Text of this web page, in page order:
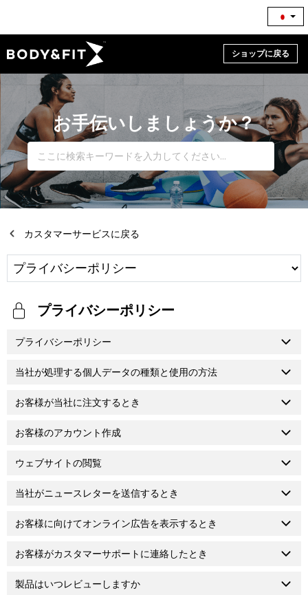
ショップに戻る
お手伝いしましょうか？
カスタマーサービスに戻る
プライバシーポリシー
プライバシーポリシー
当社が処理する個人データの種類と使用の方法
お客様が当社に注文するとき
お客様のアカウント作成
ウェブサイトの閲覧
当社がニュースレターを送信するとき
お客様に向けてオンライン広告を表示するとき
お客様がカスタマーサポートに連絡したとき
製品はいつレビューしますか